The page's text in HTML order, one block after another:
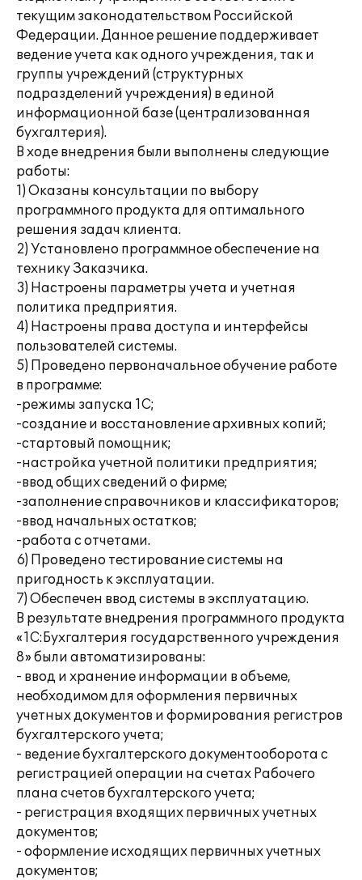
текущим законодательством Российской
Федерации. Данное решение поддерживает
ведение учета как одного учреждения, так и
группы учреждений (структурных
подразделений учреждения) в единой
информационной базе (централизованная
бухгалтерия).
В ходе внедрения были выполнены следующие
работы:
1) Оказаны консультации по выбору
программного продукта для оптимального
решения задач клиента.
2) Установлено программное обеспечение на
технику Заказчика.
3) Настроены параметры учета и учетная
политика предприятия.
4) Настроены права доступа и интерфейсы
пользователей системы.
5) Проведено первоначальное обучение работе
в программе:
-режимы запуска 1С;
-создание и восстановление архивных копий;
-стартовый помощник;
-настройка учетной политики предприятия;
-ввод общих сведений о фирме;
-заполнение справочников и классификаторов;
-ввод начальных остатков;
-работа с отчетами.
6) Проведено тестирование системы на
пригодность к эксплуатации.
7) Обеспечен ввод системы в эксплуатацию.
В результате внедрения программного продукта
«1С:Бухгалтерия государственного учреждения
8» были автоматизированы:
- ввод и хранение информации в объеме,
необходимом для оформления первичных
учетных документов и формирования регистров
бухгалтерского учета;
- ведение бухгалтерского документооборота с
регистрацией операции на счетах Рабочего
плана счетов бухгалтерского учета;
- регистрация входящих первичных учетных
документов;
- оформление исходящих первичных учетных
документов;